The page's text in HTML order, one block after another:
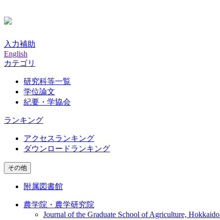
入力補助
English
カテゴリ
研究科等一覧
学位論文
紀要・学協会
ランキング
アクセスランキング
ダウンロードランキング
その他
附属図書館
農学院・農学研究院
Journal of the Graduate School of Agriculture,